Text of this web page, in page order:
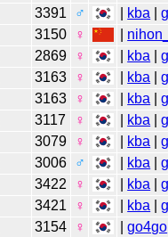
3391 ♂ kba |
3150 ♀
2869 ♀ kba |
3163 ♀ kba |
3163 ♀ kba |
3117 ♀ kba |
3079 ♀ kba |
3006 ♂ kba |
3422 ♀ kba |
3421 ♀ kba |
3154 ♀ |go4go